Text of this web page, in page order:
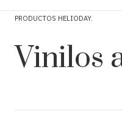
PRODUCTOS HELIODAY
Vinilos